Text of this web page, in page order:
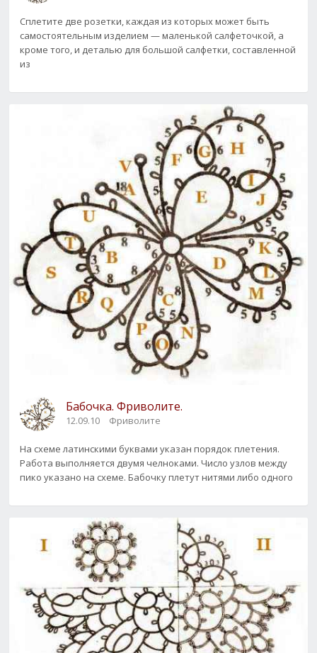
Сплетите две розетки, каждая из которых может быть
самостоятельным изделием — маленькой салфеточкой, а
кроме того, и деталью для большой салфетки, составленной
из
Бабочка. Фриволите.
12.09.10 Фриволите
На схеме латинскими буквами указан порядок плетения.
Работа выполняется двумя челноками. Число узлов между
пико указано на схеме. Бабочку плетут нитями либо одного